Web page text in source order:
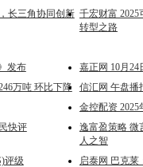
长三角协同创新 千宏财富
转型之路
发布 嘉正网 10月
万吨 环比下降
信汇网 午盘播
金控配资 2025
快评
逸富盈策略 微
人之智
评级 启泰网 巴克莱